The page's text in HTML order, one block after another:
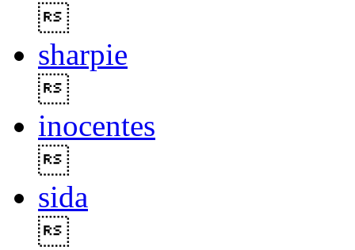
sharpie
inocentes
sida